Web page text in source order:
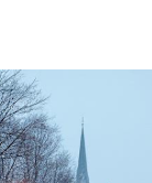
मेरो घर सम्झाए । मैले
भाका हाल्न थाले ।
पर सम्म पुगिरहेथ्यो,